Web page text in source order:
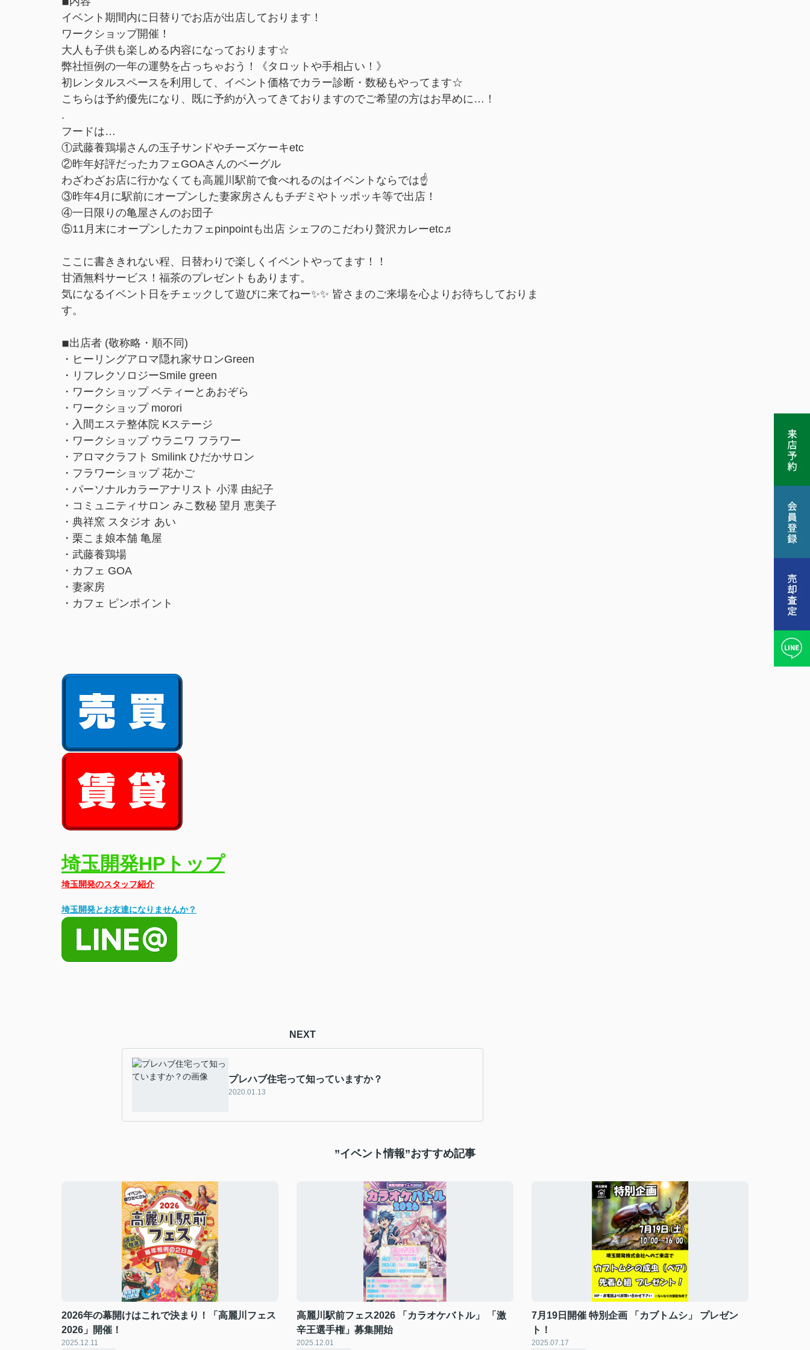
イベント期間内に日替りでお店が出店しております！
ワークショップ開催！
大人も子供も楽しめる内容になっております☆
弊社恒例の一年の運勢を占っちゃおう！《タロットや手相占い！》
初レンタルスペースを利用して、イベント価格でカラー診断・数秘もやってます☆
こちらは予約優先になり、既に予約が入ってきておりますのでご希望の方はお早めに…！
.
フードは…
①武藤養鶏場さんの玉子サンドやチーズケーキetc
②昨年好評だったカフェGOAさんのベーグル
わざわざお店に行かなくても高麗川駅前で食べれるのはイベントならでは☝️
③昨年4月に駅前にオープンした妻家房さんもチヂミやトッポッキ等で出店！
④一日限りの亀屋さんのお団子
⑤11月末にオープンしたカフェpinpointも出店 シェフのこだわり贅沢カレーetc♬
ここに書ききれない程、日替わりで楽しくイベントやってます！！
甘酒無料サービス！福茶のプレゼントもあります。
気になるイベント日をチェックして遊びに来てねー✨✨ 皆さまのご来場を心よりお待ちしておりま
す。
◾︎出店者 (敬称略・順不同)
・ヒーリングアロマ隠れ家サロンGreen
・リフレクソロジーSmile green
・ワークショップ ベティーとあおぞら
・ワークショップ morori
・入間エステ整体院 Kステージ
・ワークショップ ウラニワ フラワー
・アロマクラフト Smilink ひだかサロン
・フラワーショップ 花かご
・パーソナルカラーアナリスト 小澤 由紀子
・コミュニティサロン みこ数秘 望月 恵美子
・典祥窯 スタジオ あい
・栗こま娘本舗 亀屋
・武藤養鶏場
・カフェ GOA
・妻家房
・カフェ ピンポイント
埼玉開発HPトップ
埼玉開発のスタッフ紹介
埼玉開発とお友達になりませんか？
NEXT
プレハブ住宅って知っていますか？
2020.01.13
”イベント情報”おすすめ記事
2026年の幕開けはこれで決まり！「高麗川フェス
2026」開催！
2025.12.11
高麗川駅前フェス2026 「カラオケバトル」 「激
辛王選手権」募集開始
2025.12.01
7月19日開催 特別企画 「カブトムシ」 プレゼン
ト！
2025.07.17